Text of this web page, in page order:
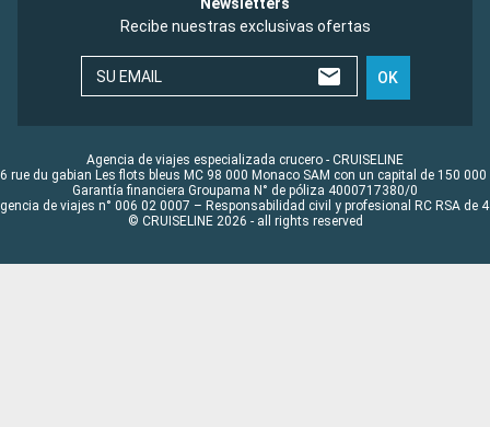
Newsletters
Recibe nuestras exclusivas ofertas
SU EMAIL OK
Agencia de viajes especializada crucero - CRUISELINE
rue du gabian Les flots bleus MC 98 000 Monaco SAM con un capital de 150 000
Garantía financiera Groupama N° de póliza 4000717380/0
de viajes n° 006 02 0007 – Responsabilidad civil y profesional RC RSA de
© CRUISELINE 2026 - all rights reserved